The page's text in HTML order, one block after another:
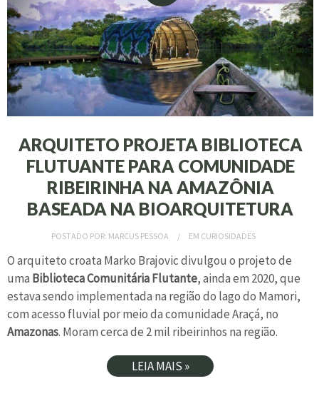
ARQUITETO PROJETA BIBLIOTECA
FLUTUANTE PARA COMUNIDADE
RIBEIRINHA NA AMAZÔNIA
BASEADA NA BIOARQUITETURA
POSTADO POR: MARCUS PESSOA EM CURIOSIDADES
O arquiteto croata Marko Brajovic divulgou o projeto de
uma Biblioteca Comunitária Flutante, ainda em 2020, que
estava sendo implementada na região do lago do Mamori,
com acesso fluvial por meio da comunidade Araçá, no
Amazonas. Moram cerca de 2 mil ribeirinhos na região.
LEIA MAIS »